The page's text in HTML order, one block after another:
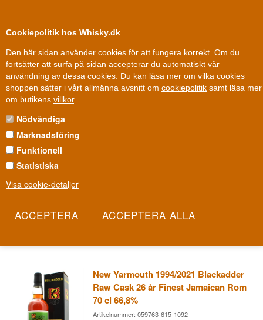
Cookiepolitik hos Whisky.dk
Den här sidan använder cookies för att fungera korrekt. Om du
fortsätter att surfa på sidan accepterar du automatiskt vår
användning av dessa cookies. Du kan läsa mer om vilka cookies
shoppen sätter i vårt allmänna avsnitt om cookiepolitik samt läsa mer
om butikens villkor.
Nödvändiga
Marknadsföring
Funktionell
Statistiska
Visa cookie-detaljer
100 % Danskägt Ägt och drivet i Danmark
Rom»Destillerier / Romhus
NEW YARMOUTH ROM
New Yarmouth är ett av de historiska jamaicanska
romdestillerierna under paraplyet National Rums of Jamaica, känt
Namnet dyker sällan upp ensamt på etiketten, utan snarare som
jamaicanska funk. Det är rom för kännare som vet var de riktigt bra
New Yarmouth 1994/2021 Blackadder
Raw Cask 26 år Finest Jamaican Rom
70 cl 66,8%
Artikelnummer: 059763-615-1092